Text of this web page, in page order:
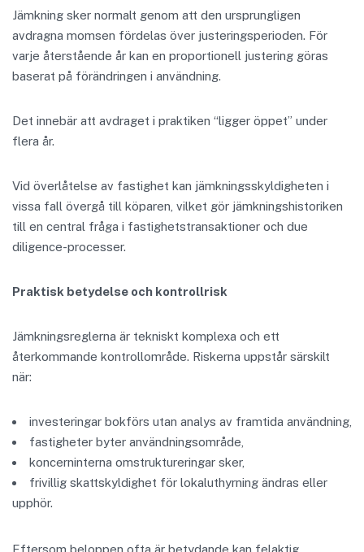
Jämkning sker normalt genom att den ursprungligen
avdragna momsen fördelas över justeringsperioden. För
varje återstående år kan en proportionell justering göras
baserat på förändringen i användning.
Det innebär att avdraget i praktiken “ligger öppet” under
flera år.
Vid överlåtelse av fastighet kan jämkningsskyldigheten i
vissa fall övergå till köparen, vilket gör jämkningshistoriken
till en central fråga i fastighetstransaktioner och due
diligence-processer.
Praktisk betydelse och kontrollrisk
Jämkningsreglerna är tekniskt komplexa och ett
återkommande kontrollområde. Riskerna uppstår särskilt
när:
investeringar bokförs utan analys av framtida användning,
fastigheter byter användningsområde,
koncerninterna omstruktureringar sker,
frivillig skattskyldighet för lokaluthyrning ändras eller
upphör.
Eftersom beloppen ofta är betydande kan felaktig